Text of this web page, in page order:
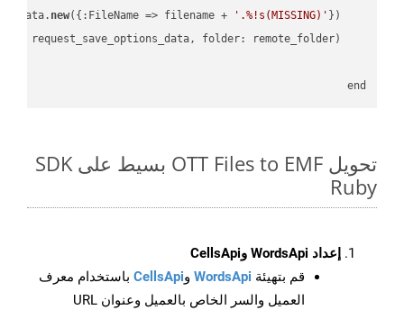
new({:FileName => filename +
'.%!s(MISSING)'
end
تحويل OTT Files to EMF بسيط على SDK
Ruby
إعداد WordsApi وCellsApi
قم بتهيئة WordsApi وCellsApi باستخدام معرف
العميل والسر الخاص بالعميل وعنوان URL